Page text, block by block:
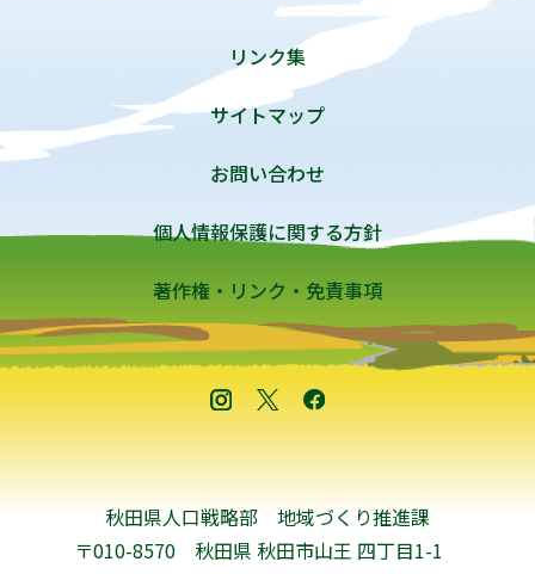
リンク集
サイトマップ
お問い合わせ
個人情報保護に関する方針
著作権・リンク・免責事項
秋田県人口戦略部 地域づくり推進課
〒010-8570 秋田県 秋田市山王 四丁目1-1